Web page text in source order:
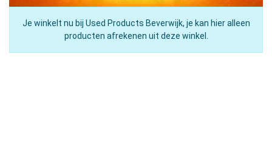
Je winkelt nu bij Used Products Beverwijk, je kan hier alleen
producten afrekenen uit deze winkel.